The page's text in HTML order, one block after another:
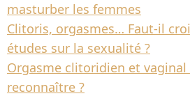
masturber les femmes
Clitoris, orgasmes… Faut-il
études sur la sexualité ?
Orgasme clitoridien et
reconnaître ?